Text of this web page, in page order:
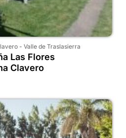
- Valle de Traslasierra
Las Flores
Clavero